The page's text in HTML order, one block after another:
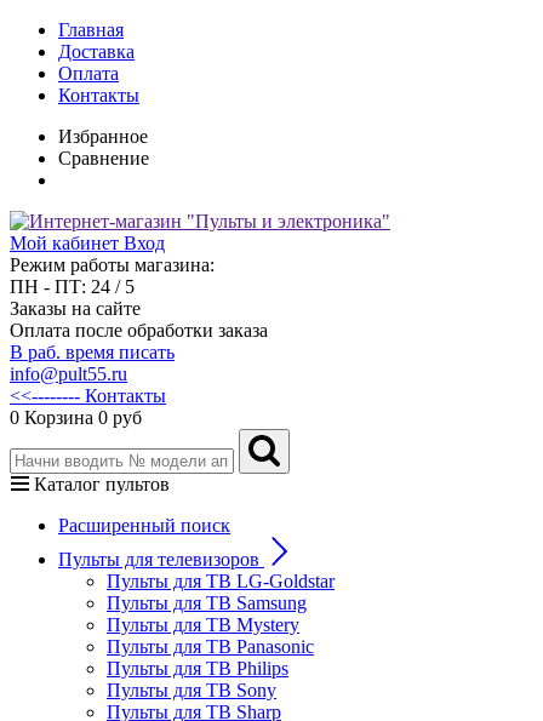
Главная
Доставка
Оплата
Контакты
Избранное
Сравнение
Мой кабинет Вход
Режим работы магазина:
ПН - ПТ: 24 / 5
Заказы на сайте
Оплата после обработки заказа
В раб. время писать
info@pult55.ru
<<-------- Контакты
0 Корзина 0 руб
Каталог пультов
Расширенный поиск
Пульты для телевизоров
Пульты для ТВ LG-Goldstar
Пульты для ТВ Samsung
Пульты для ТВ Mystery
Пульты для ТВ Panasonic
Пульты для ТВ Philips
Пульты для ТВ Sony
Пульты для ТВ Sharp